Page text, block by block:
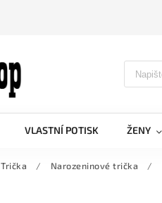
VLASTNÍ POTISK ŽENY
Trička / Narozeninové trička /